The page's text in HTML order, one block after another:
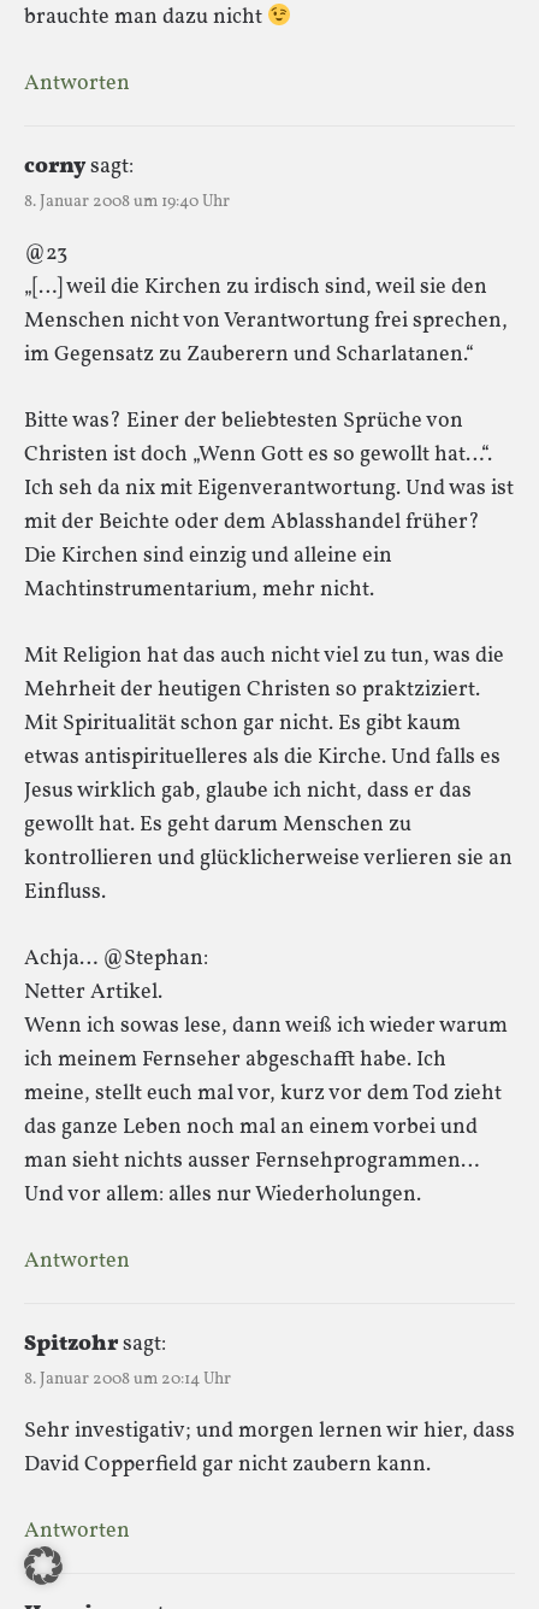
brauchte man dazu nicht
Antworten
cornysagt:
8. Januar 2008 um 19:40 Uhr
@23
„[…] weil die Kirchen zu irdisch sind, weil sie den
Menschen nicht von Verantwortung frei sprechen,
im Gegensatz zu Zauberern und Scharlatanen.“
Bitte was? Einer der beliebtesten Sprüche von
Christen ist doch „Wenn Gott es so gewollt hat…“.
Ich seh da nix mit Eigenverantwortung. Und was ist
mit der Beichte oder dem Ablasshandel früher?
Die Kirchen sind einzig und alleine ein
Machtinstrumentarium, mehr nicht.
Mit Religion hat das auch nicht viel zu tun, was die
Mehrheit der heutigen Christen so praktziziert.
Mit Spiritualität schon gar nicht. Es gibt kaum
etwas antispirituelleres als die Kirche. Und falls es
Jesus wirklich gab, glaube ich nicht, dass er das
gewollt hat. Es geht darum Menschen zu
kontrollieren und glücklicherweise verlieren sie an
Einfluss.
Achja… @Stephan:
Netter Artikel.
Wenn ich sowas lese, dann weiß ich wieder warum
ich meinem Fernseher abgeschafft habe. Ich
meine, stellt euch mal vor, kurz vor dem Tod zieht
das ganze Leben noch mal an einem vorbei und
man sieht nichts ausser Fernsehprogrammen…
Und vor allem: alles nur Wiederholungen.
Antworten
Spitzohrsagt:
8. Januar 2008 um 20:14 Uhr
Sehr investigativ; und morgen lernen wir hier, dass
David Copperfield gar nicht zaubern kann.
Antworten